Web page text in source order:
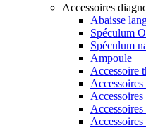
Accessoires
Abaisse
Spéculum
Spéculum
Ampoule
Accessoire
Accessoires